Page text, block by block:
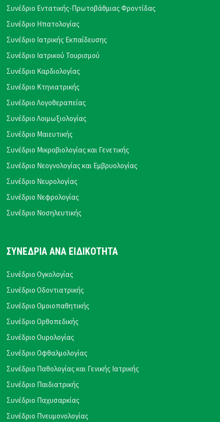
Συνέδριο Εντατικής-Πρωτοβάθμιας Φροντίδας
Συνέδριο Ηπατολογίας
Συνέδριο Ιατρικής Εκπαίδευσης
Συνέδριο Ιατρικού Τουρισμού
Συνέδριο Καρδιολογίας
Συνέδριο Κτηνιατρικής
Συνέδριο Λογοθεραπείας
Συνέδριο Λοιμωξιολογίας
Συνέδριο Μαιευτικής
Συνέδριο Μικροβιολογίας και Γενετικής
Συνέδριο Νεογνολογίας και Εμβρυολογίας
Συνέδριο Νευρολογίας
Συνέδριο Νεφρολογίας
Συνέδριο Νοσηλευτικής
ΣΥΝΕΔΡΙΑ ΑΝΑ ΕΙΔΙΚΟΤΗΤΑ
Συνέδριο Ογκολογίας
Συνέδριο Οδοντιατρικής
Συνέδριο Ομοιοπαθητικής
Συνέδριο Ορθοπεδικής
Συνέδριο Ουρολογίας
Συνέδριο Οφθαλμολογίας
Συνέδριο Παθολογίας και Γενικής Ιατρικής
Συνέδριο Παιδιατρικής
Συνέδριο Παχυσαρκίας
Συνέδριο Πνευμονολογίας